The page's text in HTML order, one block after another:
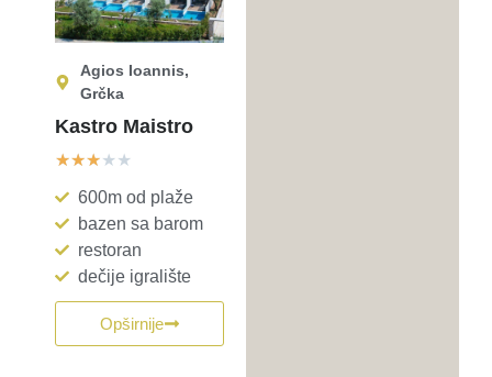
Agios Ioannis,
Grčka
Kastro Maistro
★★★★★
600m od plaže
bazen sa barom
restoran
dečije igralište
Opširnije